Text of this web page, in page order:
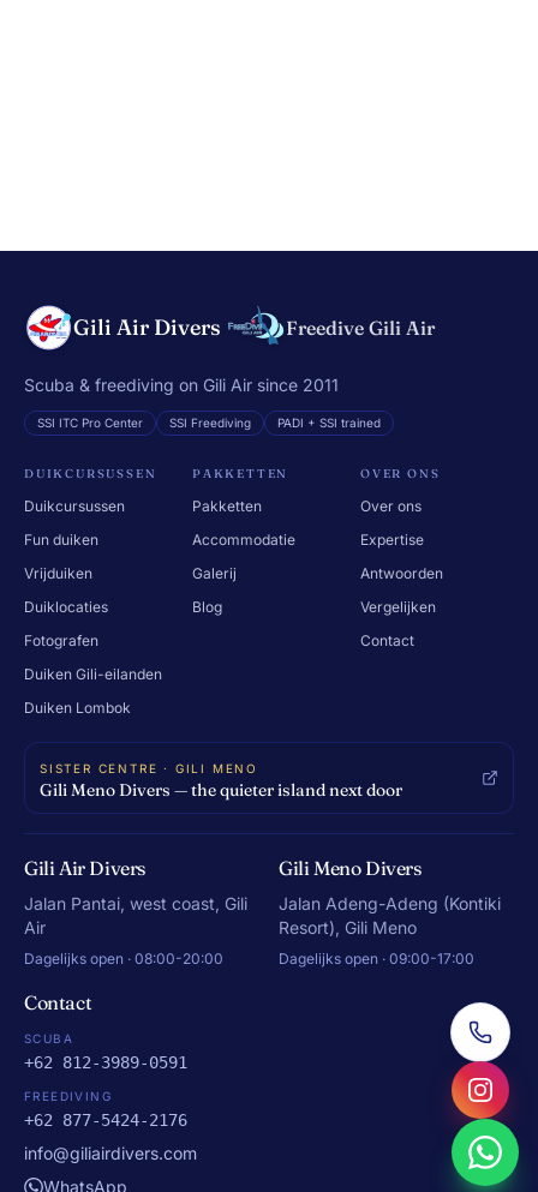
Gili Air Divers Freedive Gili Air
Scuba & freediving on Gili Air since 2011
SSI ITC Pro Center SSI Freediving PADI + SSI trained
DUIKCURSUSSEN
Duikcursussen
Fun duiken
Vrijduiken
Duiklocaties
Fotografen
Duiken Gili-eilanden
Duiken Lombok
PAKKETTEN
Pakketten
Accommodatie
Galerij
Blog
OVER ONS
Over ons
Expertise
Antwoorden
Vergelijken
Contact
SISTER CENTRE · GILI MENO
Gili Meno Divers — the quieter island next door
Gili Air Divers
Jalan Pantai, west coast, Gili
Air
Dagelijks open · 08:00-20:00
Gili Meno Divers
Jalan Adeng-Adeng (Kontiki
Resort), Gili Meno
Dagelijks open · 09:00-17:00
Contact
SCUBA
+62 812-3989-0591
FREEDIVING
+62 877-5424-2176
info@giliairdivers.com
WhatsApp